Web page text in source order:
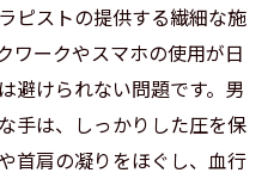
ピストの提供する繊細な施
ワークやスマホの使用が日
避けられない問題です。男
手は、しっかりした圧を保
首肩の凝りをほぐし、血行